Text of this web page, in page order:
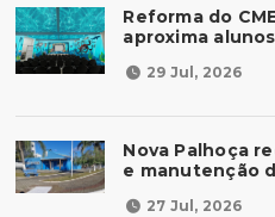
Reforma do
aproxima
29 Jul, 2026
Nova Palhoça
e manutenção
27 Jul, 2026